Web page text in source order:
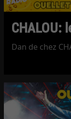
CHALOU:
Dan de chez